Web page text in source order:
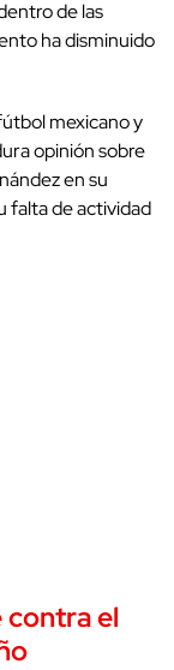
de las
ha disminuido
mexicano y
opinión sobre
en su
falta de actividad
el